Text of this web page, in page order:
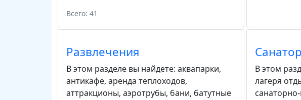
Всего: 41
Развлечения
В этом разделе вы найдете: аквапарки,
антикафе, аренда теплоходов,
аттракционы, аэротрубы, бани, батутные
В этом
лагеря